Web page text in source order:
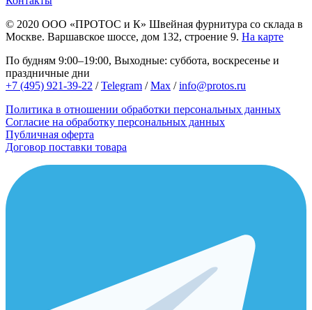
© 2020 ООО «ПРОТОС и К» Швейная фурнитура со склада в
Москве. Варшавское шоссе, дом 132, строение 9. На карте
По будням 9:00–19:00, Выходные: суббота, воскресенье и
праздничные дни
+7 (495) 921-39-22 /Telegram /Max /info@protos.ru
Политика в отношении обработки персональных данных
Согласие на обработку персональных данных
Публичная оферта
Договор поставки товара